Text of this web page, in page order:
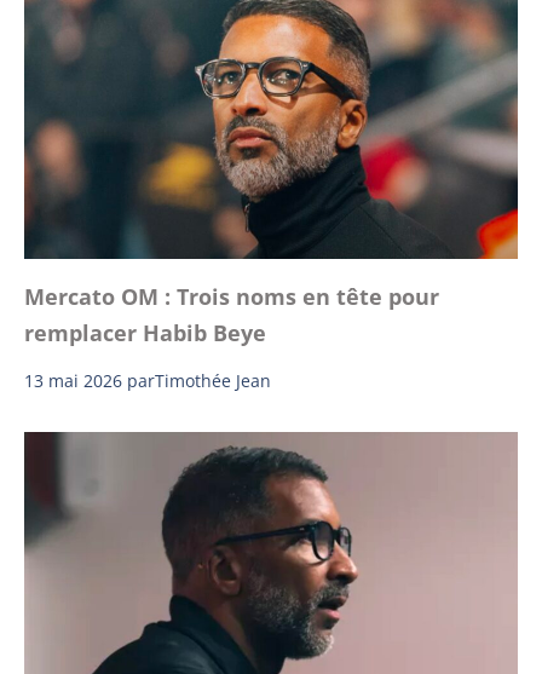
Mercato OM : Trois noms en tête pour
remplacer Habib Beye
13 mai 2026 parTimothée Jean